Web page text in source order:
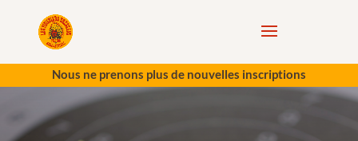
Nous ne prenons plus de nouvelles inscriptions